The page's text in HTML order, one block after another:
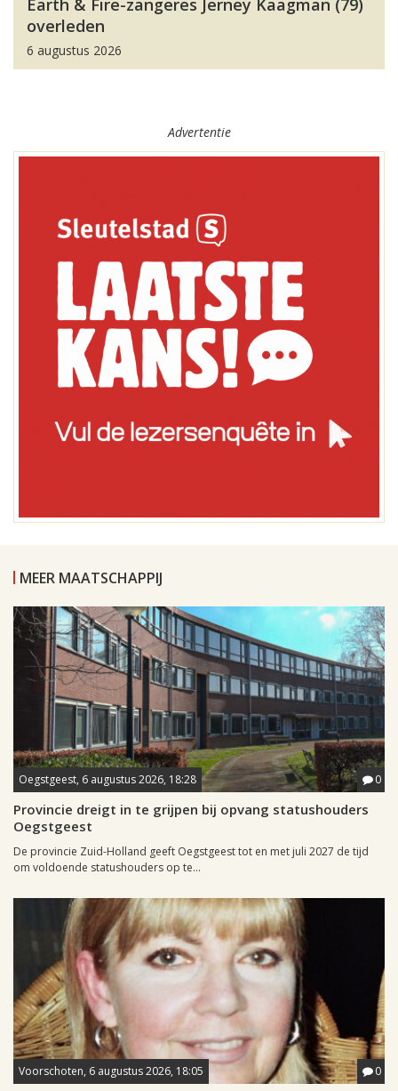
Earth & Fire-zangeres Jerney Kaagman (79)
overleden
6 augustus 2026
Advertentie
MEER MAATSCHAPPIJ
Oegstgeest, 6 augustus 2026, 18:28 0
Provincie dreigt in te grijpen bij opvang statushouders
Oegstgeest
De provincie Zuid-Holland geeft Oegstgeest tot en met juli 2027 de tijd
om voldoende statushouders op te...
Voorschoten, 6 augustus 2026, 18:05 0